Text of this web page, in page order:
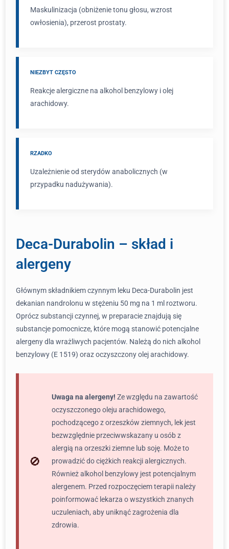
Maskulinizacja (obniżenie tonu głosu, wzrost
owłosienia), przerost prostaty.
NIEZBYT CZĘSTO
Reakcje alergiczne na alkohol benzylowy i olej
arachidowy.
RZADKO
Uzależnienie od sterydów anabolicznych (w
przypadku nadużywania).
Deca-Durabolin – skład i
alergeny
Głównym składnikiem czynnym leku Deca-Durabolin jest
dekanian nandrolonu w stężeniu 50 mg na 1 ml roztworu.
Oprócz substancji czynnej, w preparacie znajdują się
substancje pomocnicze, które mogą stanowić potencjalne
alergeny dla wrażliwych pacjentów. Należą do nich alkohol
benzylowy (E 1519) oraz oczyszczony olej arachidowy.
Uwaga na alergeny! Ze względu na zawartość
oczyszczonego oleju arachidowego,
pochodzącego z orzeszków ziemnych, lek jest
bezwzględnie przeciwwskazany u osób z
alergią na orzeszki ziemne lub soję. Może to
prowadzić do ciężkich reakcji alergicznych.
Również alkohol benzylowy jest potencjalnym
alergenem. Przed rozpoczęciem terapii należy
poinformować lekarza o wszystkich znanych
uczuleniach, aby uniknąć zagrożenia dla
zdrowia.